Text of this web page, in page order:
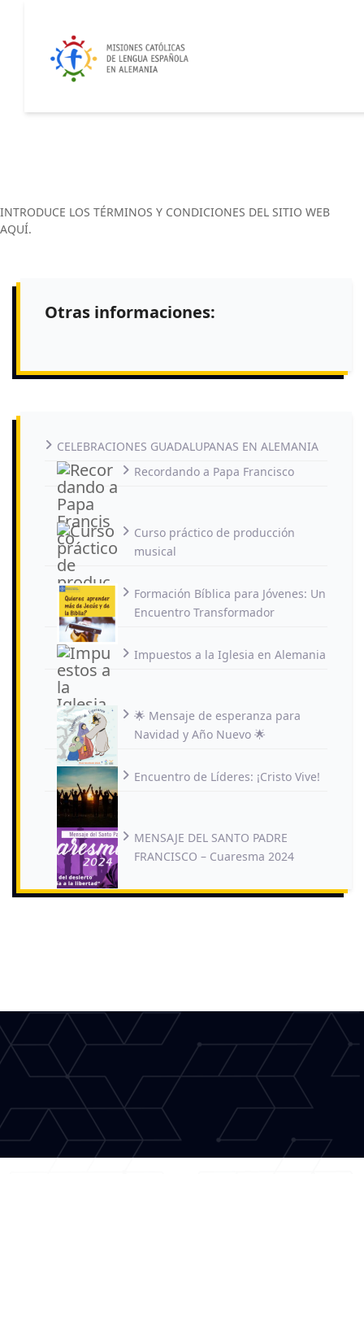
INTRODUCE LOS TÉRMINOS Y CONDICIONES DEL SITIO WEB
AQUÍ.
Otras informaciones:
CELEBRACIONES GUADALUPANAS EN ALEMANIA
Recordando a Papa Francisco
Curso práctico de producción
musical
Formación Bíblica para Jóvenes: Un
Encuentro Transformador
Impuestos a la Iglesia en Alemania
🌟 Mensaje de esperanza para
Navidad y Año Nuevo 🌟
Encuentro de Líderes: ¡Cristo Vive!
MENSAJE DEL SANTO PADRE
FRANCISCO – Cuaresma 2024